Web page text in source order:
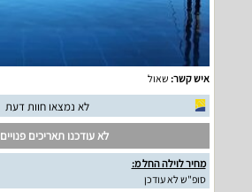
איש קשר: שאול
לא נמצאו חוות דעת
לא עודכנו תאריכים פנויים
מחיר לוילה החל מ:
סופ"ש לא עודכן